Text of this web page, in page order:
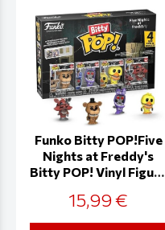
Funko Bitty POP!Five
Nights at Freddy's
Bitty POP! Vinyl Figure
15,99 €